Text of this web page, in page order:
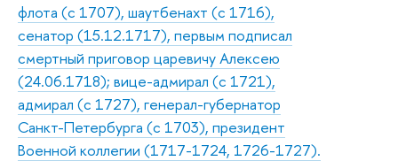
флота (с 1707), шаутбенахт (с 1716),
сенатор (15.12.1717), первым подписал
смертный приговор царевичу Алексею
(24.06.1718); вице-адмирал (с 1721),
адмирал (с 1727), генерал-губернатор
Санкт-Петербурга (с 1703), президент
Военной коллегии (1717-1724, 1726-1727).